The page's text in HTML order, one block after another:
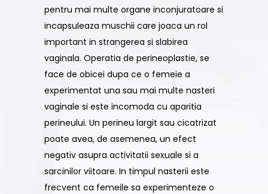
pentru mai multe organe inconjuratoare si
incapsuleaza muschii care joaca un rol
important in strangerea si slabirea
vaginala. Operatia de perineoplastie, se
face de obicei dupa ce o femeie a
experimentat una sau mai multe nasteri
vaginale si este incomoda cu aparitia
perineului. Un perineu largit sau cicatrizat
poate avea, de asemenea, un efect
negativ asupra activitatii sexuale si a
sarcinilor viitoare. In timpul nasterii este
frecvent ca femeile sa experimenteze o